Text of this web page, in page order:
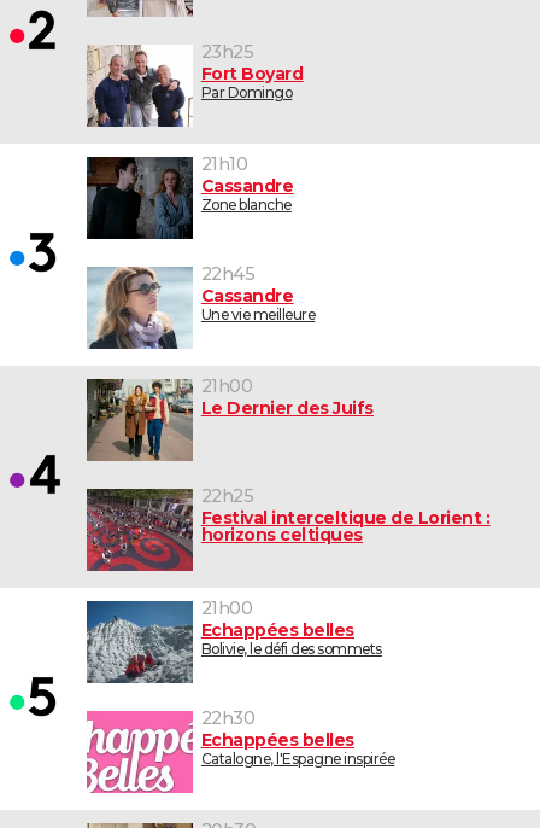
23h25
Fort Boyard
Par Domingo
21h10
Cassandre
Zone blanche
22h45
Cassandre
Une vie meilleure
21h00
Le Dernier des Juifs
22h25
Festival interceltique de Lorient :
horizons celtiques
21h00
Echappées belles
Bolivie, le défi des sommets
22h30
Echappées belles
Catalogne, l'Espagne inspirée